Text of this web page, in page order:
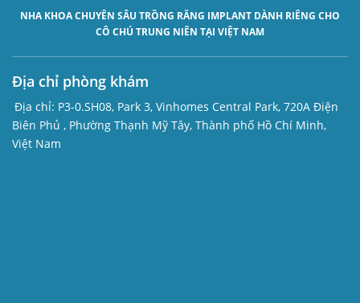
NHA KHOA CHUYÊN SÂU TRỒNG RĂNG IMPLANT DÀNH RIÊNG CHO
CÔ CHÚ TRUNG NIÊN TẠI VIỆT NAM
Địa chỉ phòng khám
Địa chỉ: P3-0.SH08, Park 3, Vinhomes Central Park, 720A Điện
Biên Phủ , Phường Thạnh Mỹ Tây, Thành phố Hồ Chí Minh,
Việt Nam